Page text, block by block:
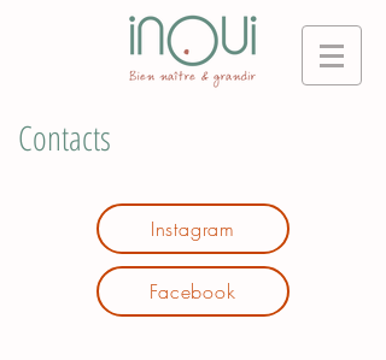
Contacts
Instagram
Facebook